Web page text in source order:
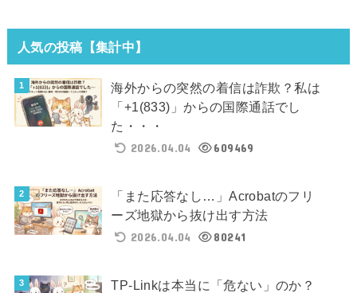
人気の投稿【集計中】
海外からの突然の着信は詐欺？私は
「+1(833)」からの国際通話でし
た・・・
2026.04.04
609469
「また応答なし…」Acrobatのフリ
ーズ地獄から抜け出す方法
2026.04.04
80241
TP-Linkは本当に「危ない」のか？